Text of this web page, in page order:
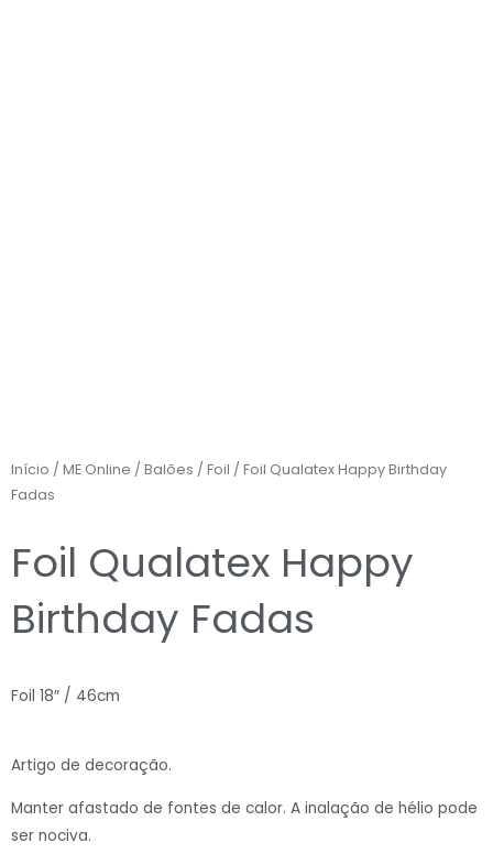
Início / ME Online / Balões / Foil / Foil Qualatex Happy Birthday
Fadas
Foil Qualatex Happy
Birthday Fadas
Foil 18″ / 46cm
Artigo de decoração.
Manter afastado de fontes de calor. A inalação de hélio pode
ser nociva.